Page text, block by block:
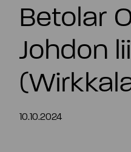
YRITYS
SIJOITTAJILLE
Ota
Betolar
Johdon
10.10.2024